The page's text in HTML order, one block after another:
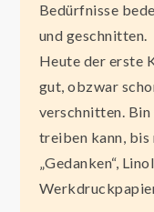
Bedürfnisse
und geschnitten.
Heute der erste
gut, obzwar
verschnitten. Bin
treiben kann, bis
„Gedanken“,